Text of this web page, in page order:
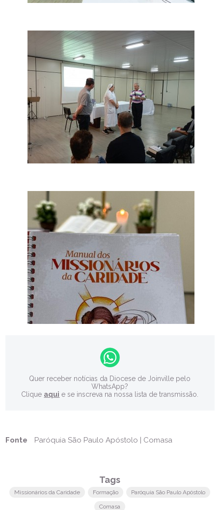
Quer receber notícias da Diocese de Joinville pelo
WhatsApp?
Clique aqui e se inscreva na nossa lista de transmissão.
Fonte Paróquia São Paulo Apóstolo | Comasa
Tags
Missionários da Caridade Formação Paróquia São Paulo Apóstolo
Comasa